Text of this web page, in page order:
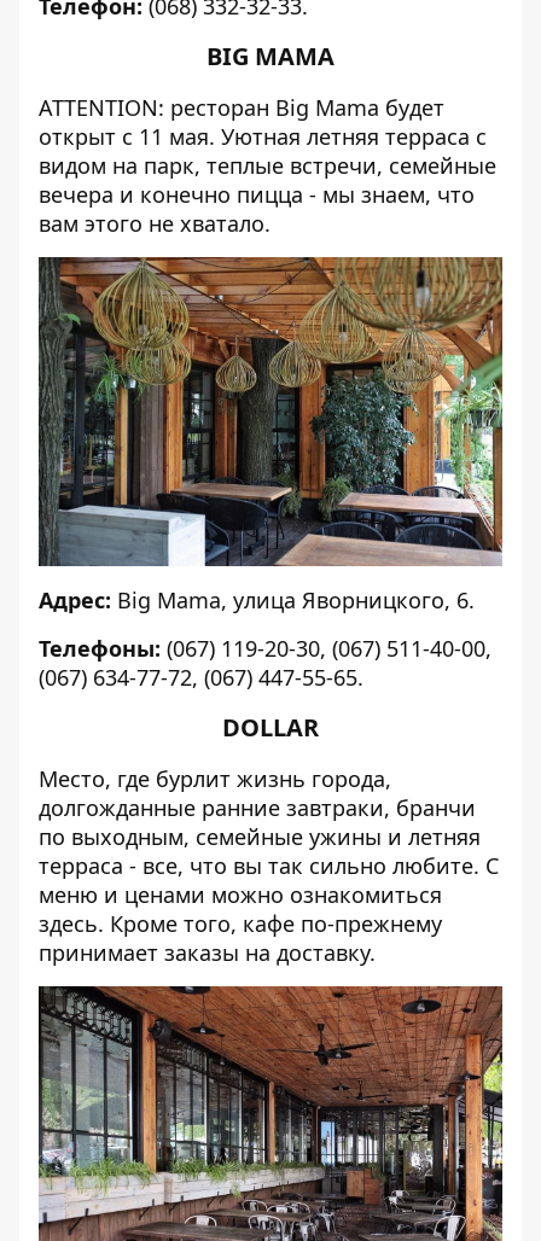
Телефон: (068) 332-32-33.
BIG MAMA
ATTENTION: ресторан Big Mama будет
открыт с 11 мая. Уютная летняя терраса с
видом на парк, теплые встречи, семейные
вечера и конечно пицца - мы знаем, что
вам этого не хватало.
Адрес: Big Mama, улица Яворницкого, 6.
Телефоны: (067) 119-20-30, (067) 511-40-00,
(067) 634-77-72, (067) 447-55-65.
DOLLAR
Место, где бурлит жизнь города,
долгожданные ранние завтраки, бранчи
по выходным, семейные ужины и летняя
терраса - все, что вы так сильно любите. С
меню и ценами можно ознакомиться
здесь. Кроме того, кафе по-прежнему
принимает заказы на доставку.